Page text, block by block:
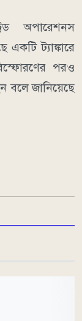
অপারেশনস
ট্যাঙ্কারে
পরও
বলে জানিয়েছে